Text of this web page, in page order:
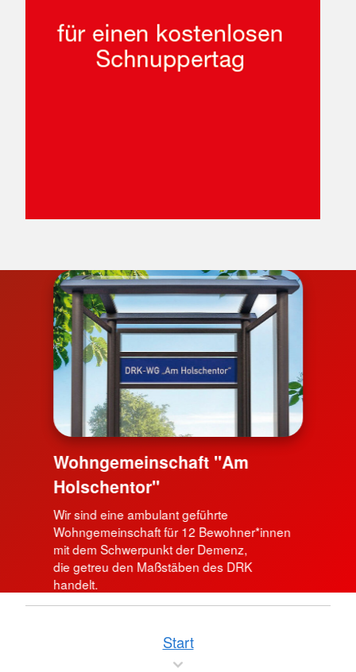
Wohngemeinschaft "Am
Holschentor"
Wir sind eine ambulant geführte
Wohngemeinschaft für 12 Bewohner*innen
mit dem Schwerpunkt der Demenz,
die getreu den Maßstäben des DRK
handelt.
Start